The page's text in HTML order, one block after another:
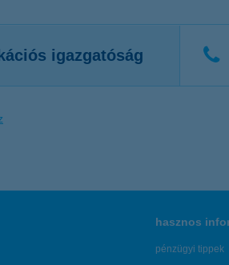
igazgatóság
hasznos
pénzügyi tippek